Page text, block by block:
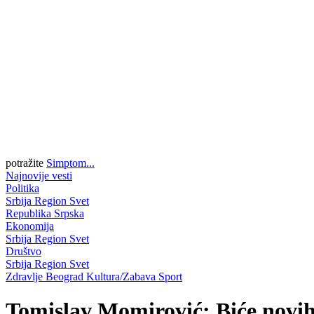
potražite Simptom...
Najnovije vesti
Politika
Srbija Region Svet
Republika Srpska
Ekonomija
Srbija Region Svet
Društvo
Srbija Region Svet
Zdravlje Beograd Kultura/Zabava Sport